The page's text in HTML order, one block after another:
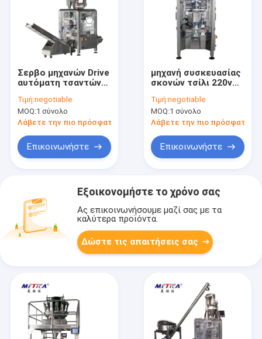
Σερβο μηχανών Drive
αυτόματη τσαντών
πλήρωσης μηχανών
αυτόματη ποσοτική
κοκκώδης
Τιμή:negotiable
MOQ:1 σύνολο
Λάβετε την πιο πρόσφατη τιμή
Επικοινωνήστε
μηχανή συσκευασίας
σκονών τσίλι 220v
Τιμή:negotiable
MOQ:1 σύνολο
Λάβετε την πιο πρόσφατη
Επικοινωνήστε
Εξοικονομήστε το χρόνο σας
Ας επικοινωνήσουμε μαζί σας με τα
καλύτερα προϊόντα.
Δώστε τις απαιτήσεις σας